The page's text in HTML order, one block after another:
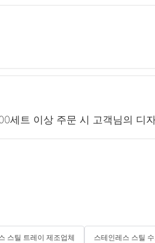
트 이상 주문 시 고객님의 디
스틸 트레이 제조업체 스테인레스 스틸